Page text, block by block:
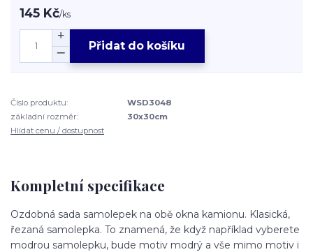
145 Kč/ks
Přidat do košíku
Číslo produktu:
WSD3048
základní rozměr:
30x30cm
Hlídat cenu / dostupnost
Kompletní specifikace
Ozdobná sada samolepek na obě okna kamionu. Klasická,
řezaná samolepka. To znamená, že když například vyberete
modrou samolepku, bude motiv modrý a vše mimo motiv i